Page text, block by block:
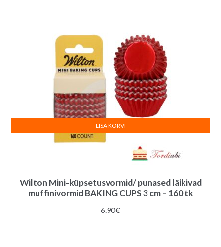
Wilton Mini-küpsetusvormid/ punased läikivad
muffinivormid BAKING CUPS 3 cm – 160 tk
6.90€
LISA KORVI